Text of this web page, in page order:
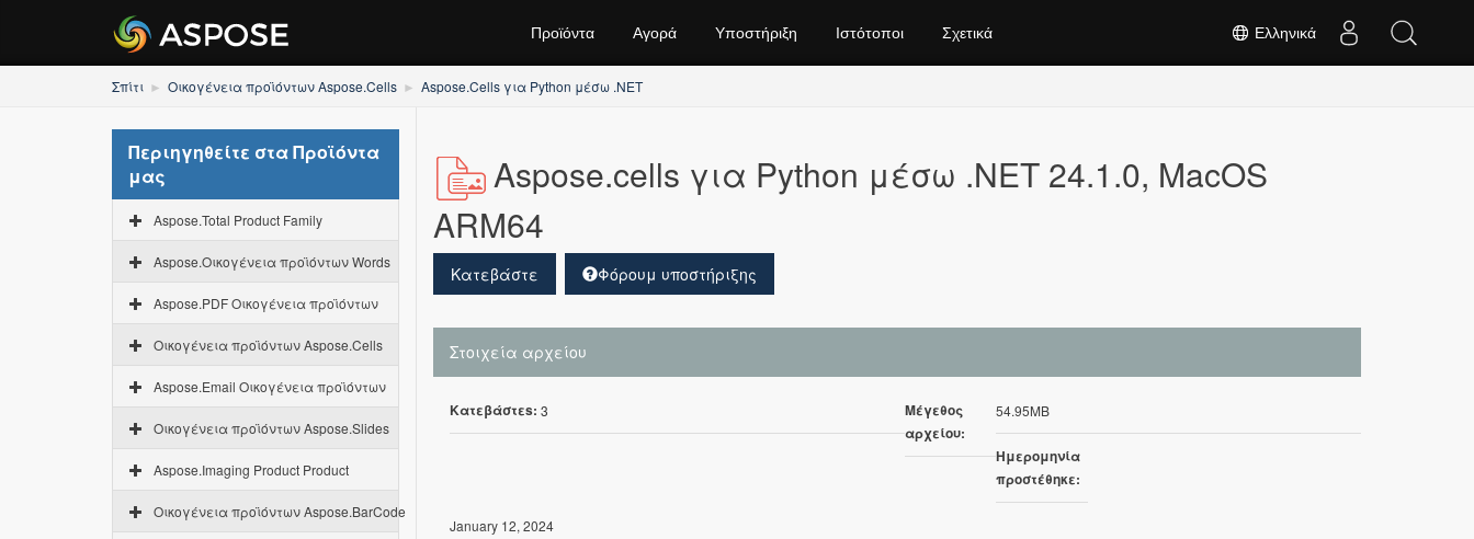
Ελληνικά
Προϊόντα Αγορά Υποστήριξη Ιστότοποι Σχετικά
Σπίτι Οικογένεια προϊόντων Aspose.Cells Aspose.Cells για Python μέσω .NET
Περιηγηθείτε στα Προϊόντα
μας
Aspose.Total Product Family
Aspose.Οικογένεια προϊόντων Words
Aspose.PDF Οικογένεια προϊόντων
Οικογένεια προϊόντων Aspose.Cells
Aspose.Email Οικογένεια προϊόντων
Οικογένεια προϊόντων Aspose.Slides
Aspose.Imaging Product Product
Οικογένεια προϊόντων Aspose.BarCode
Aspose.cells για Python μέσω .NET 24.1.0, MacOS
ARM64
Κατεβάστε Φόρουμ υποστήριξης
Στοιχεία αρχείου
Κατεβάστεs: 3
Μέγεθος
αρχείου:
54.95MB
Ημερομηνία
προστέθηκε:
January 12, 2024